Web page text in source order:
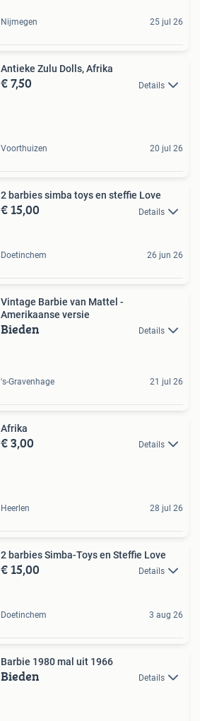
Nijmegen 25 jul 26
Antieke Zulu Dolls, Afrika
€ 7,50 Details
Voorthuizen 20 jul 26
2 barbies simba toys en steffie Love
€ 15,00 Details
Doetinchem 26 jun 26
Vintage Barbie van Mattel -
Amerikaanse versie
Bieden Details
's-Gravenhage 21 jul 26
Afrika
€ 3,00 Details
Heerlen 28 jul 26
2 barbies Simba-Toys en Steffie Love
€ 15,00 Details
Doetinchem 3 aug 26
Barbie 1980 mal uit 1966
Bieden Details